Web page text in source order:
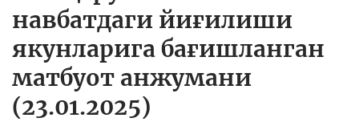
навбатдаги йиғилиши
якунларига бағишланган
матбуот анжумани
(23.01.2025)